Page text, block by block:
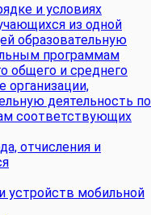
и условиях
из одной
образовательную
программам
общего и среднего
организации,
деятельность по
соответствующих
отчисления и
устройств мобильной